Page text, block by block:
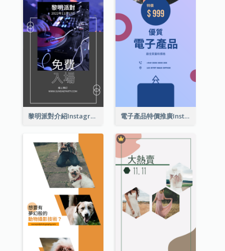
黎明派對介紹Instagram限時動態 電子產品特價推廣Instagram限時動態